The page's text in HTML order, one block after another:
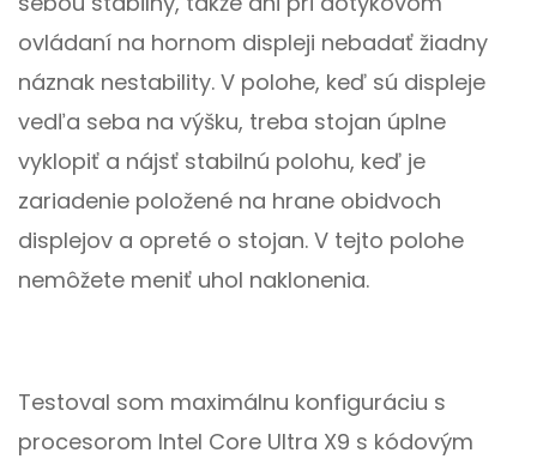
ovládaní na hornom displeji nebadať žiadny
náznak nestability. V polohe, keď sú displeje
vedľa seba na výšku, treba stojan úplne
vyklopiť a nájsť stabilnú polohu, keď je
zariadenie položené na hrane obidvoch
displejov a opreté o stojan. V tejto polohe
nemôžete meniť uhol naklonenia.
Testoval som maximálnu konfiguráciu s
procesorom Intel Core Ultra X9 s kódovým